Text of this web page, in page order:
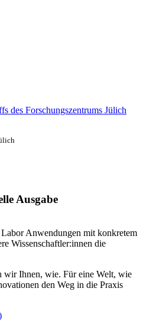
des Forschungszentrums Jülich
Ausgabe
Anwendungen mit konkretem
Wissenschaftler:innen die
wir Ihnen, wie. Für eine Welt, wie
den Weg in die Praxis